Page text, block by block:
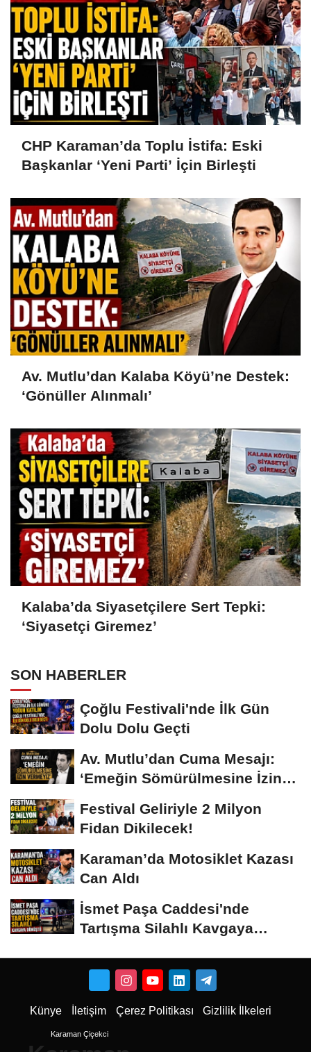
CHP Karaman’da Toplu İstifa: Eski
Başkanlar ‘Yeni Parti’ İçin Birleşti
Av. Mutlu’dan Kalaba Köyü’ne Destek:
‘Gönüller Alınmalı’
Kalaba’da Siyasetçilere Sert Tepki:
‘Siyasetçi Giremez’
SON HABERLER
Çoğlu Festivali'nde İlk Gün
Dolu Dolu Geçti
Av. Mutlu’dan Cuma Mesajı:
‘Emeğin Sömürülmesine İzin
Festival Geliriyle 2 Milyon
Fidan Dikilecek!
Karaman’da Motosiklet Kazası
Can Aldı
İsmet Paşa Caddesi'nde
Tartışma Silahlı Kavgaya
Künye İletişim Çerez Politikası Gizlilik İlkeleri
Karaman Çiçekci